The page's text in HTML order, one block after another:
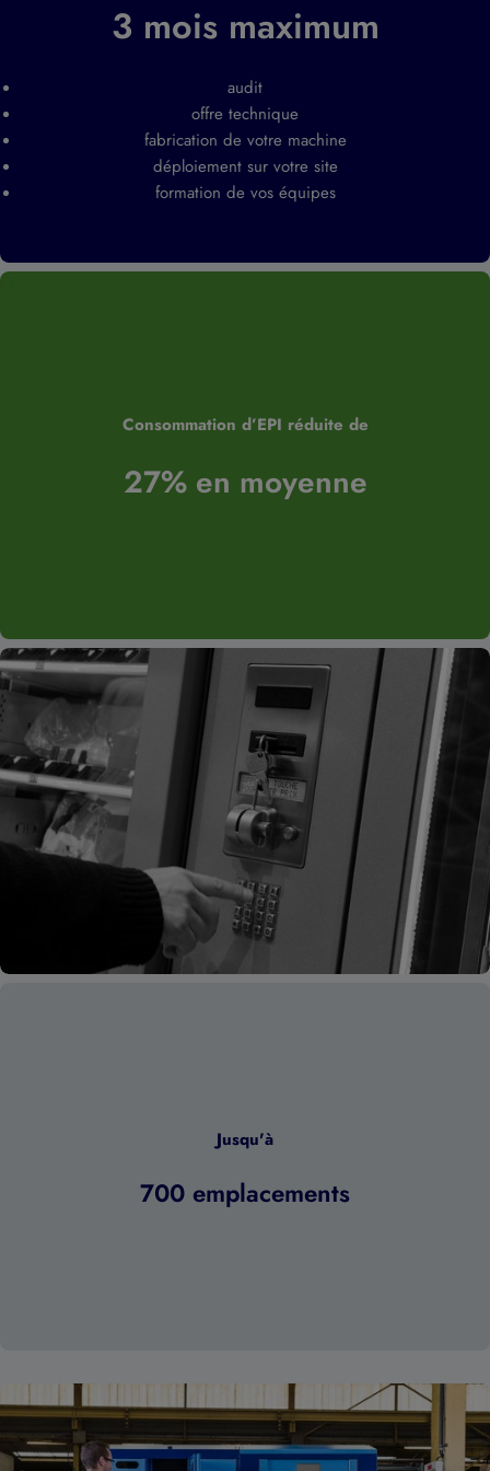
3 mois maximum
audit
offre technique
fabrication de votre machine
déploiement sur votre site
formation de vos équipes
Consommation d’EPI réduite de
27% en moyenne
Jusqu'à
700 emplacements